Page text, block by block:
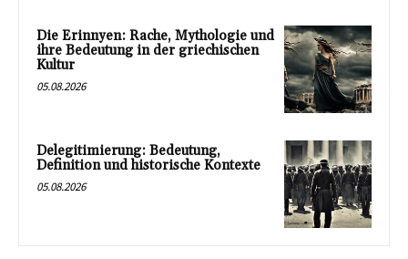
Die Erinnyen: Rache, Mythologie und
ihre Bedeutung in der griechischen
Kultur
05.08.2026
Delegitimierung: Bedeutung,
Definition und historische Kontexte
05.08.2026